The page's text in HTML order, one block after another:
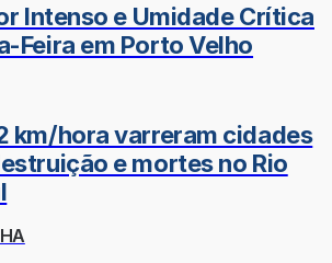
Intenso e Umidade Crítica
Feira em Porto Velho
km/hora varreram cidades
e mortes no Rio